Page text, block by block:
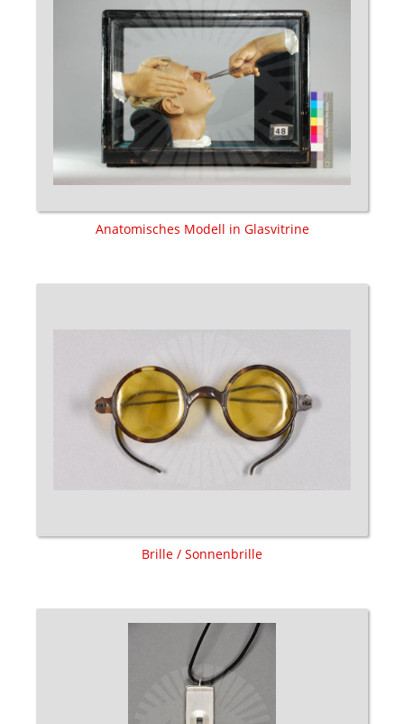
Anatomisches Modell in Glasvitrine
Brille / Sonnenbrille